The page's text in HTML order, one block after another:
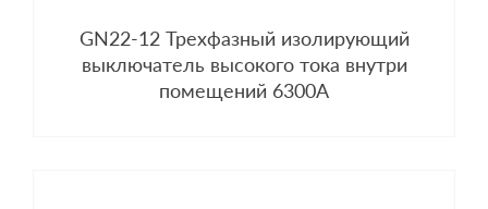
GN22-12 Трехфазный изолирующий
выключатель высокого тока внутри
помещений 6300A